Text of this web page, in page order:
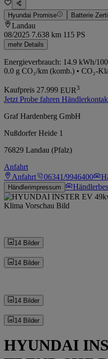
Hyundai Promise Batterie
Landau
08/2025 7.638 km 115 PS
mehr Details
Energieverbrauch: 14.9 kWh/
0.0 g CO₂/km (komb.) • CO₂-
Kaufpreis 27.999 EUR3
Jetzt Probe fahren
Graf Hardenberg GmbH
Nußdorfer Heide 1
76829 Landau (Pfalz)
Anfahrt
Anfahrt
06341/9946400
Händlerimpressum
14 Bilder
14 Bilder
14 Bilder
14 Bilder
HYUNDAI